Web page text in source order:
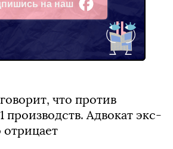
на наш
что против
Адвокат экс-
отрицает